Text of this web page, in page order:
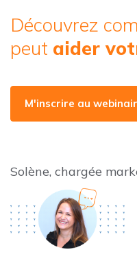
Découvrez
peut aider
M'inscrire au
Solène, chargée